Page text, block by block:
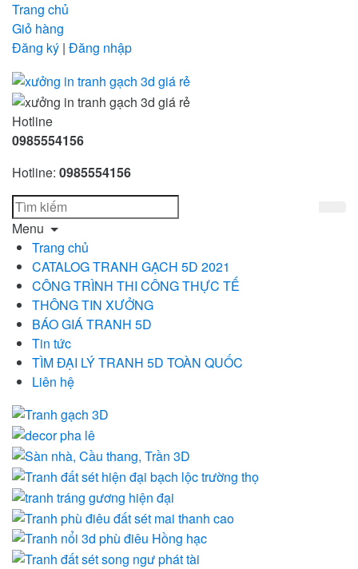
Trang chủ
Giỏ hàng
Đăng ký | Đăng nhập
Hotline
0985554156
Hotline: 0985554156
Menu
Trang chủ
CATALOG TRANH GẠCH 5D 2021
CÔNG TRÌNH THI CÔNG THỰC TẾ
THÔNG TIN XƯỞNG
BÁO GIÁ TRANH 5D
Tin tức
TÌM ĐẠI LÝ TRANH 5D TOÀN QUỐC
Liên hệ